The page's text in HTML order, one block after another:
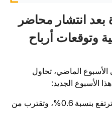
انتشار محاضر
وتوقعات أرباح
الماضي، تحاول
الجديد:
ترتفع بنسبة 0.6%، وتقترب من